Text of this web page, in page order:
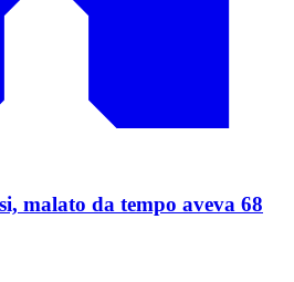
malato da tempo aveva 68